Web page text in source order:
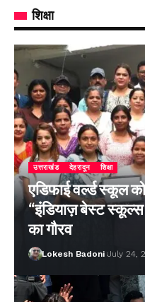
शिक्षा
उत्तराखंड देहरादून शिक्षा
एडिफाई वर्ल्ड स्कूल
“इंडियाज़ बेस्ट
का गौरव
Lokesh Badoni July 24,